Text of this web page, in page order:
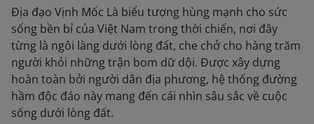
Địa đạo Vịnh Mốc Là biểu tượng hùng mạnh cho sức
sống bền bỉ của Việt Nam trong thời chiến, nơi đây
từng là ngôi làng dưới lòng đất, che chở cho hàng trăm
người khỏi những trận bom dữ dội. Được xây dựng
hoàn toàn bởi người dân địa phương, hệ thống đường
hầm độc đáo này mang đến cái nhìn sâu sắc về cuộc
sống dưới lòng đất.